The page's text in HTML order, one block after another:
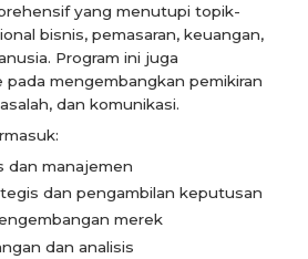
yang menutupi topik-
bisnis, pemasaran, keuangan,
Program ini juga
pada mengembangkan pemikiran
dan komunikasi.
dan manajemen
dan pengambilan keputusan
merek
dan analisis